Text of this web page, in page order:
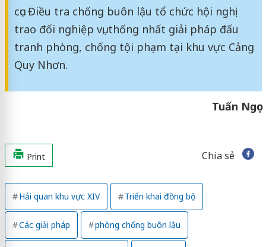
cục Điều tra chống buôn lậu tổ chức hội nghị
trao đổi nghiệp vụ, thống nhất giải pháp đấu
tranh phòng, chống tội phạm tại khu vực Cảng
Quy Nhơn.
Tuấn Ngọc
Print Chia sẻ
Hải quan khu vực XIV Triển khai đồng bộ
Các giải pháp phòng chống buôn lậu